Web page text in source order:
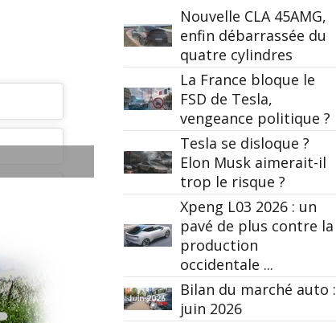
Nouvelle CLA 45AMG,
enfin débarrassée du
quatre cylindres
La France bloque le
FSD de Tesla,
vengeance politique ?
Tesla se disloque ?
Elon Musk aimerait-il
trop le risque ?
Xpeng L03 2026 : un
pavé de plus contre la
production
occidentale ...
Bilan du marché auto :
juin 2026